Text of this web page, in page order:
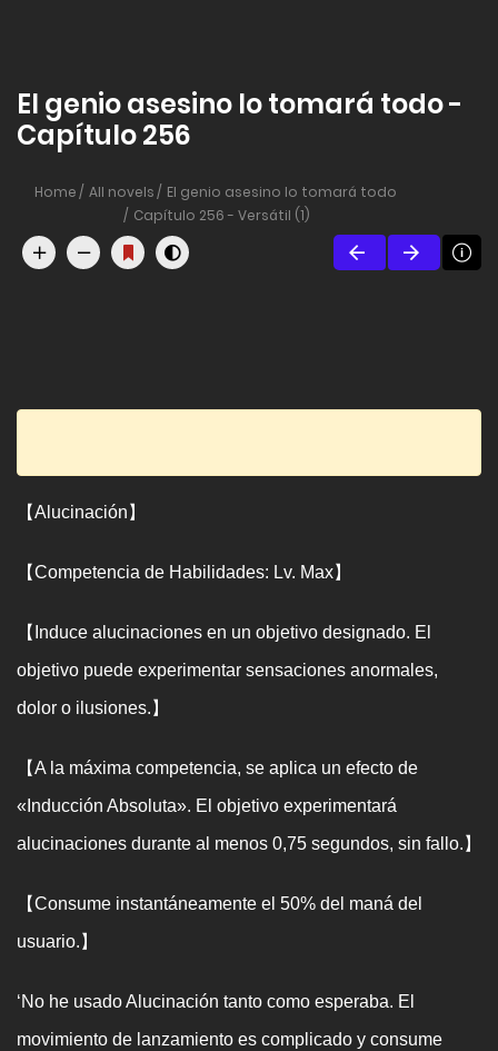
El genio asesino lo tomará todo -
Capítulo 256
Home All novels
El genio asesino lo tomará todo
Capítulo 256 - Versátil (1)
【Alucinación】
【Competencia de Habilidades: Lv. Max】
【Induce alucinaciones en un objetivo designado. El
objetivo puede experimentar sensaciones anormales,
dolor o ilusiones.】
【A la máxima competencia, se aplica un efecto de
«Inducción Absoluta». El objetivo experimentará
alucinaciones durante al menos 0,75 segundos, sin fallo.】
【Consume instantáneamente el 50% del maná del
usuario.】
‘No he usado Alucinación tanto como esperaba. El
movimiento de lanzamiento es complicado y consume